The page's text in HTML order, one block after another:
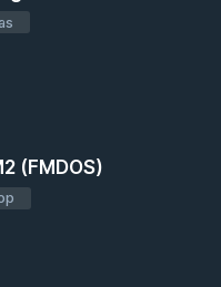
(FMDOS)